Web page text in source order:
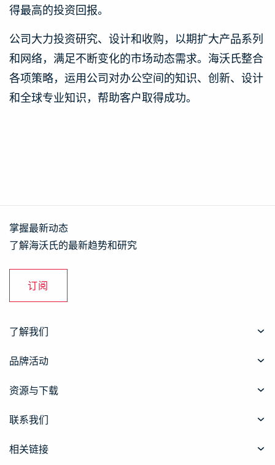
得最高的投资回报。
公司大力投资研究、设计和收购，以期扩大产品系列
和网络，满足不断变化的市场动态需求。海沃氏整合
各项策略，运用公司对办公空间的知识、创新、设计
和全球专业知识，帮助客户取得成功。
掌握最新动态
了解海沃氏的最新趋势和研究
订阅
了解我们
品牌活动
资源与下载
联系我们
相关链接